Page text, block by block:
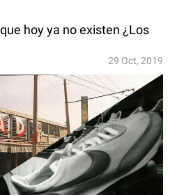
hoy ya no existen ¿Los
29 Oct, 2019